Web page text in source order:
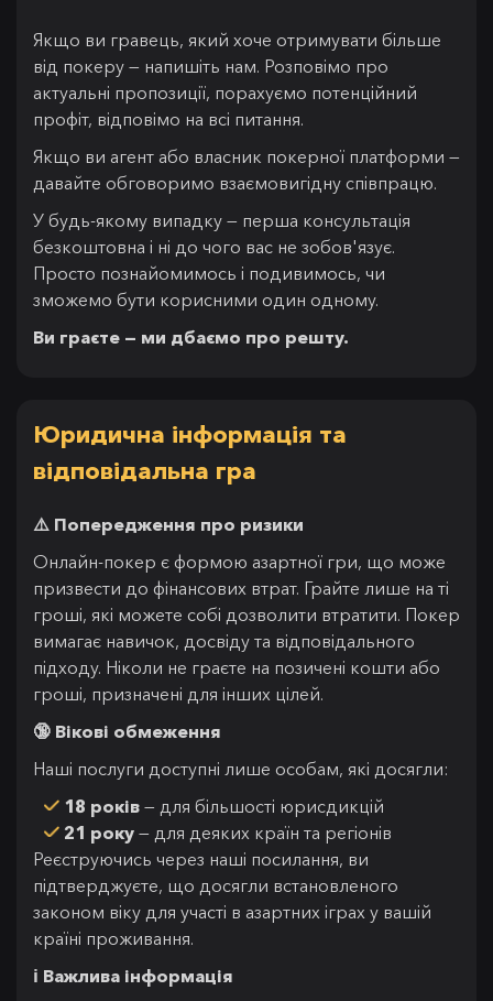
Якщо ви гравець, який хоче отримувати більше
від покеру — напишіть нам. Розповімо про
актуальні пропозиції, порахуємо потенційний
профіт, відповімо на всі питання.
Якщо ви агент або власник покерної платформи —
давайте обговоримо взаємовигідну співпрацю.
У будь-якому випадку — перша консультація
безкоштовна і ні до чого вас не зобов'язує.
Просто познайомимось і подивимось, чи
зможемо бути корисними один одному.
Ви граєте — ми дбаємо про решту.
Юридична інформація та
відповідальна гра
⚠️ Попередження про ризики
Онлайн-покер є формою азартної гри, що може
призвести до фінансових втрат. Грайте лише на ті
гроші, які можете собі дозволити втратити. Покер
вимагає навичок, досвіду та відповідального
підходу. Ніколи не граєте на позичені кошти або
гроші, призначені для інших цілей.
🔞 Вікові обмеження
Наші послуги доступні лише особам, які досягли:
18 років — для більшості юрисдикцій
21 року — для деяких країн та регіонів
Реєструючись через наші посилання, ви
підтверджуєте, що досягли встановленого
законом віку для участі в азартних іграх у вашій
країні проживання.
ℹ️ Важлива інформація